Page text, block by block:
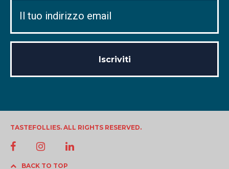
TASTEFOLLIES. ALL RIGHTS RESERVED.
BACK TO TOP